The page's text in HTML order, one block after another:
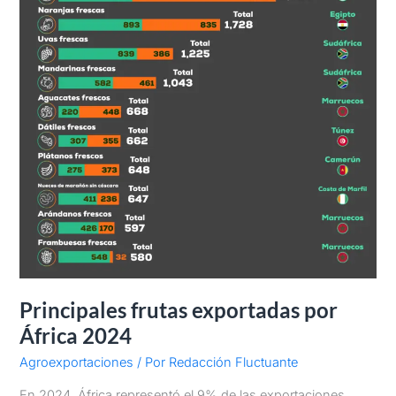
Principales frutas exportadas por
África 2024
Agroexportaciones / Por Redacción Fluctuante